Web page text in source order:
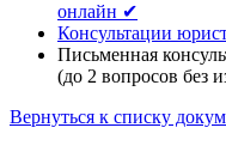
онлайн ✔
Консультации
Письменная
(до 2 вопросов без
Вернуться к списку